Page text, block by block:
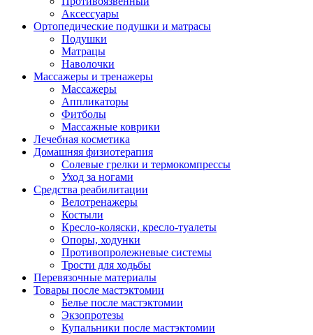
Аксессуары
Ортопедические подушки и матрасы
Подушки
Матрацы
Наволочки
Массажеры и тренажеры
Массажеры
Аппликаторы
Фитболы
Массажные коврики
Лечебная косметика
Домашняя физиотерапия
Солевые грелки и термокомпрессы
Уход за ногами
Средства реабилитации
Велотренажеры
Костыли
Кресло-коляски, кресло-туалеты
Опоры, ходунки
Противопролежневые системы
Трости для ходьбы
Перевязочные материалы
Товары после мастэктомии
Белье после мастэктомии
Экзопротезы
Купальники после мастэктомии